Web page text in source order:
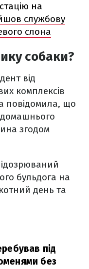
на
службову
слона
собаки?
від
комплексів
повідомила, що
домашнього
згодом
бульдога на
день та
під
без